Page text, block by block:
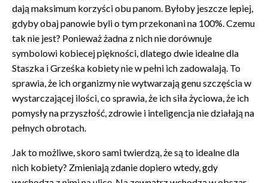
dają maksimum korzyści obu panom. Byłoby jeszcze lepiej,
gdyby obaj panowie byli o tym przekonani na 100%. Czemu
tak nie jest? Ponieważ żadna z nich nie dorównuje
symbolowi kobiecej piękności, dlatego dwie idealne dla
Staszka i Grześka kobiety nie w pełni ich zadowalają. To
sprawia, że ich organizmy nie wytwarzają genu szczęścia w
wystarczającej ilości, co sprawia, że ich siła życiowa, że ich
pomysły na przyszłość, zdrowie i inteligencja nie działają na
pełnych obrotach.
Jak to możliwe, skoro sami twierdzą, że są to idealne dla
nich kobiety? Zmieniają zdanie dopiero wtedy, gdy